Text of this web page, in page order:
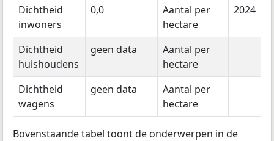
Dichtheid
inwoners
0,0
Aantal per
hectare
2024
Dichtheid
huishoudens
geen data
Aantal per
hectare
Dichtheid
wagens
geen data
Aantal per
hectare
Bovenstaande tabel toont de onderwerpen in de